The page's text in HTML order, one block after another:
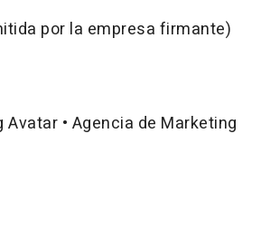
por la empresa firmante)
Avatar • Agencia de Marketing